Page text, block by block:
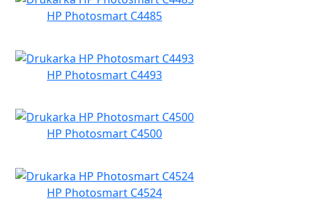
HP Photosmart C4485
HP Photosmart C4493
HP Photosmart C4500
HP Photosmart C4524